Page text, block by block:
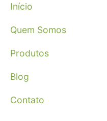
Início
Quem Somos
Produtos
Blog
Contato